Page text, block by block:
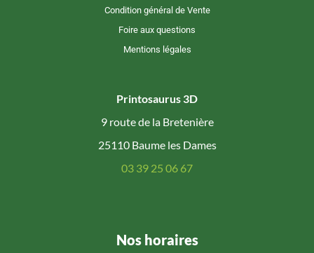
Condition général de Vente
Foire aux questions
Mentions légales
Printosaurus 3D
9 route de la Bretenière
25110 Baume les Dames
03 39 25 06 67
Nos horaires